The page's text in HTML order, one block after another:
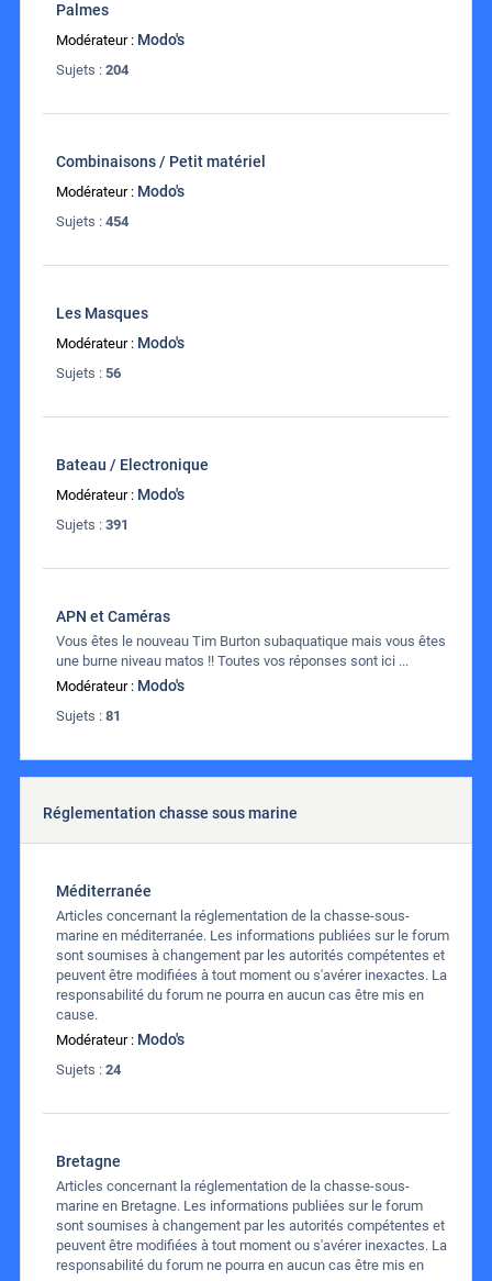
Palmes
Modérateur : Modo's
Sujets : 204
Combinaisons / Petit matériel
Modérateur : Modo's
Sujets : 454
Les Masques
Modérateur : Modo's
Sujets : 56
Bateau / Electronique
Modérateur : Modo's
Sujets : 391
APN et Caméras
Vous êtes le nouveau Tim Burton subaquatique mais vous êtes
une burne niveau matos !! Toutes vos réponses sont ici ...
Modérateur : Modo's
Sujets : 81
Réglementation chasse sous marine
Méditerranée
Articles concernant la réglementation de la chasse-sous-
marine en méditerranée. Les informations publiées sur le forum
sont soumises à changement par les autorités compétentes et
peuvent être modifiées à tout moment ou s'avérer inexactes. La
responsabilité du forum ne pourra en aucun cas être mis en
cause.
Modérateur : Modo's
Sujets : 24
Bretagne
Articles concernant la réglementation de la chasse-sous-
marine en Bretagne. Les informations publiées sur le forum
sont soumises à changement par les autorités compétentes et
peuvent être modifiées à tout moment ou s'avérer inexactes. La
responsabilité du forum ne pourra en aucun cas être mis en